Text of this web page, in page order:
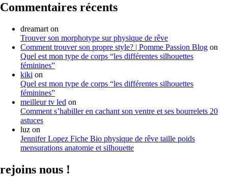
Commentaires récents
dreamart on
Trouver son morphotype sur physique de rêve
Comment trouver son propre style? | Pomme Passion Blog on
Quel est mon type de corps “les différentes silhouettes
féminines”
kiki on
Quel est mon type de corps “les différentes silhouettes
féminines”
meilleur tv led on
Comment s’habiller en cachant son ventre et ses bourrelets 20
astuces
luz on
Jennifer Lopez Fiche Bio physique de rêve taille poids
mensurations anatomie et silhouette
rejoins nous !